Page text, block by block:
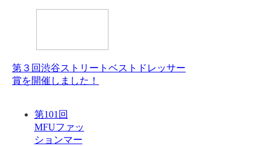
第３回渋谷ストリートベストドレッサー
賞を開催しました！
第101回
MFUファッ
ションマー